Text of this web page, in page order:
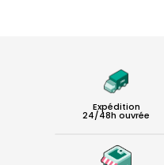
Expédition
24/48h ouvrée